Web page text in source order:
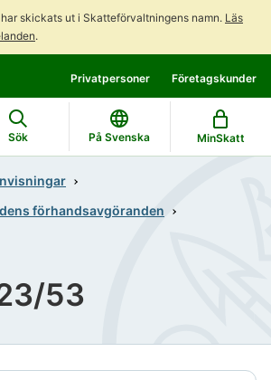
skickats ut i Skatteförvaltningens namn. Läs
.
direkt
till
innehållet
till
hela
webbplatsens
sökning
Privatpersoner Företagskunder
Sök På Svenska MinSkatt
förhandsavgöranden
53